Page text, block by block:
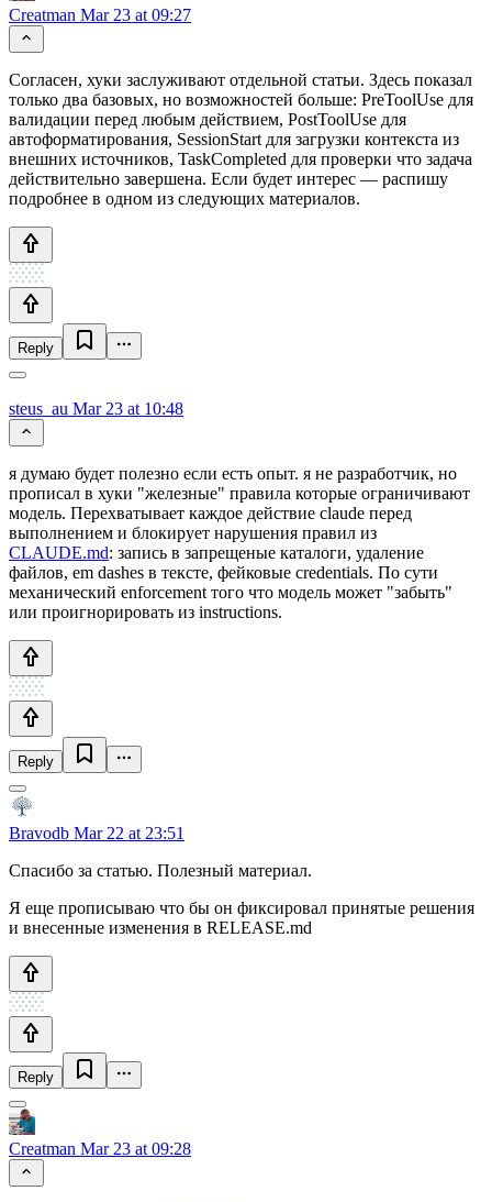
Creatman Mar 23 at 09:27
Согласен, хуки заслуживают отдельной статьи. Здесь показал
только два базовых, но возможностей больше: PreToolUse для
валидации перед любым действием, PostToolUse для
автоформатирования, SessionStart для загрузки контекста из
внешних источников, TaskCompleted для проверки что задача
действительно завершена. Если будет интерес — распишу
подробнее в одном из следующих материалов.
Reply
steus_au Mar 23 at 10:48
я думаю будет полезно если есть опыт. я не разработчик, но
прописал в хуки "железные" правила которые ограничивают
модель. Перехватывает каждое действие claude перед
выполнением и блокирует нарушения правил из
CLAUDE.md: запись в запрещеные каталоги, удаление
файлов, em dashes в тексте, фейковые credentials. По сути
механический enforcement того что модель может "забыть"
или проигнорировать из instructions.
Reply
Bravodb Mar 22 at 23:51
Спасибо за статью. Полезный материал.
Я еще прописываю что бы он фиксировал принятые решения
и внесенные изменения в RELEASE.md
Reply
Creatman Mar 23 at 09:28